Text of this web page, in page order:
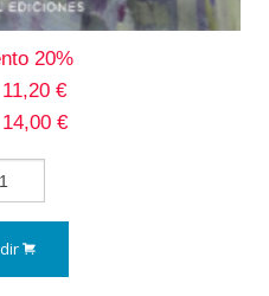
20%
€
€